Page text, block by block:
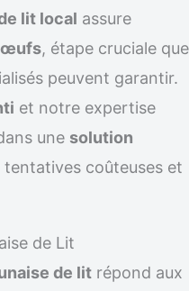
lit local assure
œufs, étape cruciale que
peuvent garantir.
et notre expertise
une solution
coûteuses et
de Lit
de lit répond aux